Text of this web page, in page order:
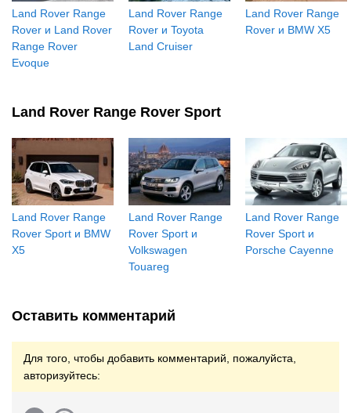
Land Rover Range
Rover и Land Rover
Range Rover
Evoque
Land Rover Range
Rover и Toyota
Land Cruiser
Land Rover Range
Rover и BMW X5
Land Rover Range Rover Sport
Land Rover Range
Rover Sport и BMW
X5
Land Rover Range
Rover Sport и
Volkswagen
Touareg
Land Rover Range
Rover Sport и
Porsche Cayenne
Оставить комментарий
Для того, чтобы добавить комментарий, пожалуйста,
авторизуйтесь: